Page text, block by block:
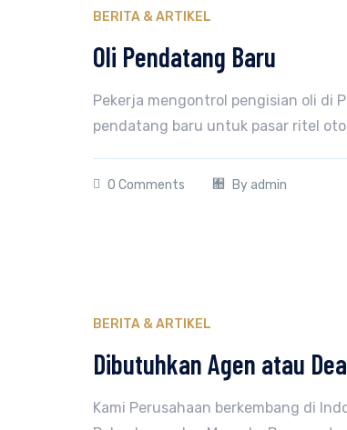
BERITA & ARTIKEL
Oli Pendatang Baru
Pekerja mengontrol pengisian oli di
pendatang baru untuk pasar ritel
0 Comments Byadmin
BERITA & ARTIKEL
Dibutuhkan Agen atau
Kami Perusahaan berkembang di